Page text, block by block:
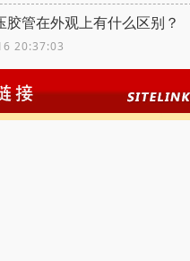
管在外观上有什么区别？
20:37:03